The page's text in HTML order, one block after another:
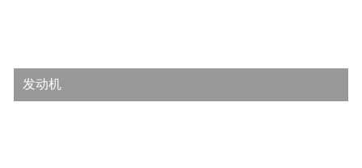
发动机